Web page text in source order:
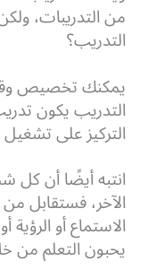
من التدريبات،
التدريب؟
يمكنك تخصيص
التدريب يكون
التركيز على
انتبه أيضًا أن
الآخر، فستقابل
الاستماع أو
يحبون التعلم من